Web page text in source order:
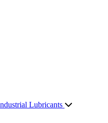
Lubricants